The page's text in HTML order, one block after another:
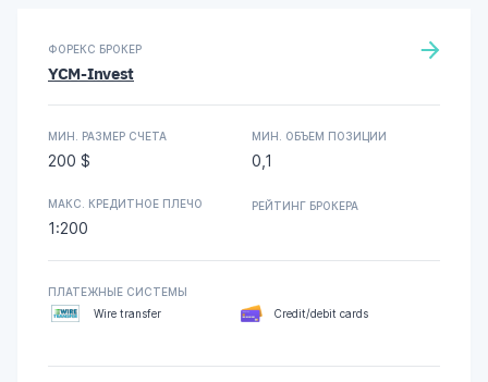
ФОРЕКС БРОКЕР
YCM-Invest
МИН. РАЗМЕР СЧЕТА
200 $
МИН. ОБЪЕМ ПОЗИЦИИ
0,1
МАКС. КРЕДИТНОЕ ПЛЕЧО
1:200
РЕЙТИНГ БРОКЕРА
ПЛАТЕЖНЫЕ СИСТЕМЫ
Wire transfer
Credit/debit cards